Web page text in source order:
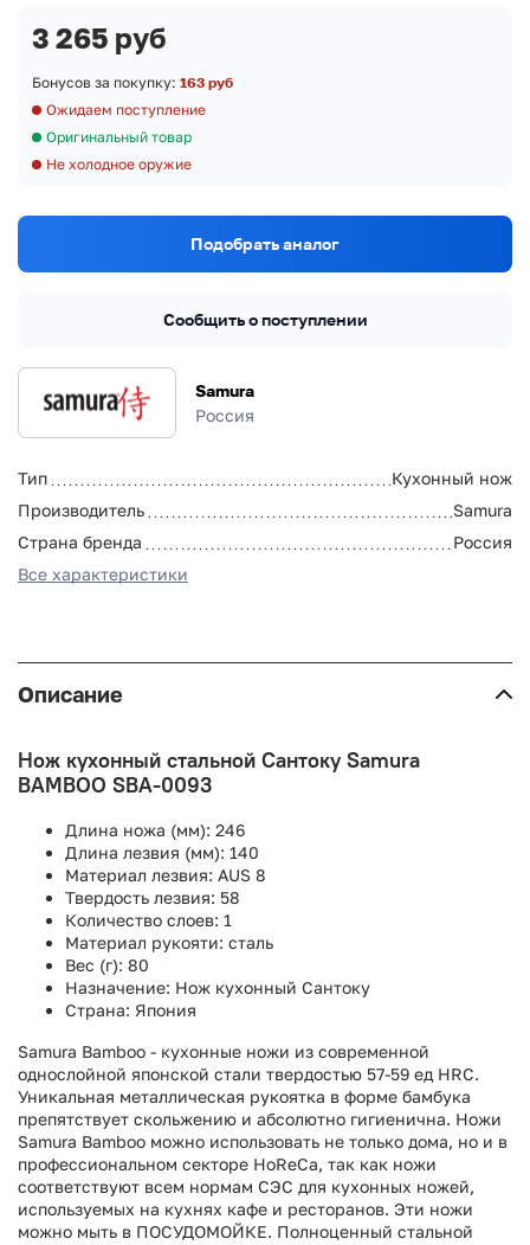
Samura
Россия
Тип
Кухонный нож
Производитель
Samura
Страна бренда
Россия
Все характеристики
3 265 руб
Бонусов за покупку: 163 руб
Ожидаем поступление
Оригинальный товар
Не холодное оружие
Подобрать аналог
Сообщить о поступлении
Описание
Нож кухонный стальной Сантоку Samura
BAMBOO SBA-0093
Длина ножа (мм): 246
Длина лезвия (мм): 140
Материал лезвия: AUS 8
Твердость лезвия: 58
Количество слоев: 1
Материал рукояти: сталь
Вес (г): 80
Назначение: Нож кухонный Сантоку
Страна: Япония
Samura Bamboo - кухонные ножи из современной
однослойной японской стали твердостью 57-59 ед HRC.
Уникальная металлическая рукоятка в форме бамбука
препятствует скольжению и абсолютно гигиенична. Ножи
Samura Bamboo можно использовать не только дома, но и в
профессиональном секторе HoReCa, так как ножи
соответствуют всем нормам СЭС для кухонных ножей,
используемых на кухнях кафе и ресторанов. Эти ножи
можно мыть в ПОСУДОМОЙКЕ. Полноценный стальной